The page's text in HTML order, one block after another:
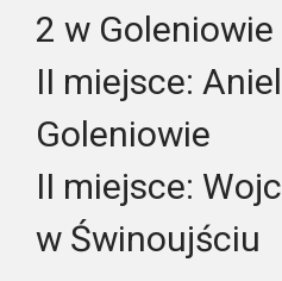
2 w Goleniowie
II miejsce:
Goleniowie
II miejsce:
w Świnoujściu